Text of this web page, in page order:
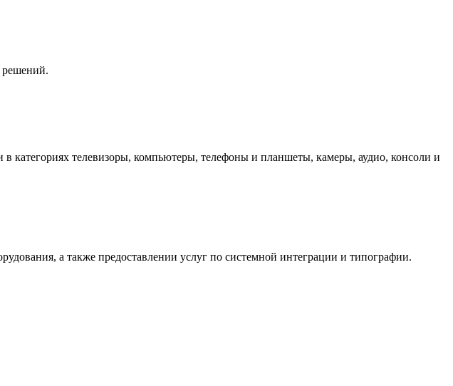
решений.
телевизоры, компьютеры, телефоны и планшеты, камеры, аудио, консоли и
а также предоставлении услуг по системной интеграции и типографии.